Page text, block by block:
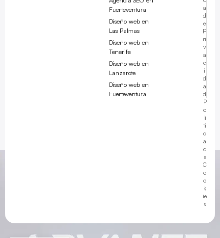
Fuerteventura
Diseño web en
Las Palmas
Diseño web en
Tenerife
Diseño web en
Lanzarote
Diseño web en
Fuerteventura
a
d
e
P
ri
v
a
c
i
d
a
d
P
o
lí
ti
c
a
d
e
C
o
o
k
ie
s